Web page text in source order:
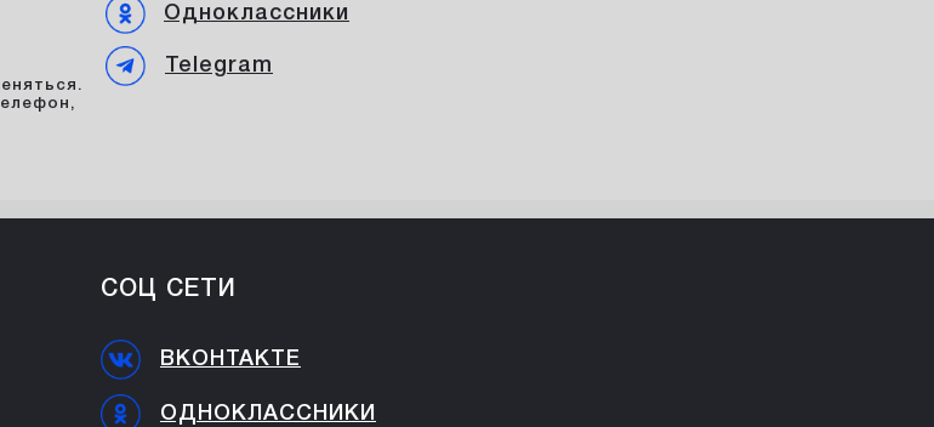
Telegram
Одноклассники
ОДНОКЛАССНИКИ
ВКОНТАКТЕ
СОЦ СЕТИ